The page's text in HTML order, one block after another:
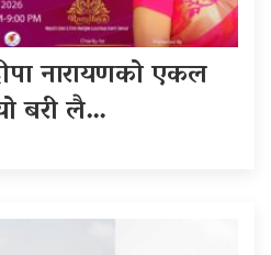
नारायणको एकल
बरी लै…